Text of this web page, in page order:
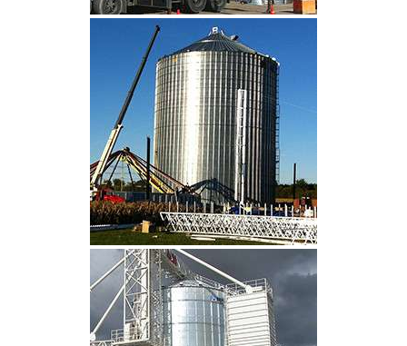
CLIQUEZ POUR AGRANDIR
CLIQUEZ POUR AGRANDIR